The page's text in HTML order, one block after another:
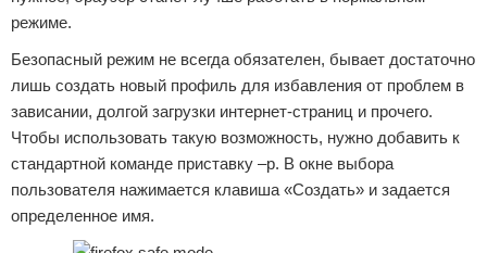
режиме.
Безопасный режим не всегда обязателен, бывает достаточно
лишь создать новый профиль для избавления от проблем в
зависании, долгой загрузки интернет-страниц и прочего.
Чтобы использовать такую возможность, нужно добавить к
стандартной команде приставку –p. В окне выбора
пользователя нажимается клавиша «Создать» и задается
определенное имя.